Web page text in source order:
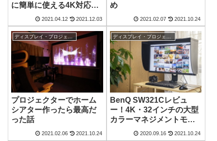
に簡単に使える4K対応プ
ロジェクター
2021.04.12 2021.12.03
め
2021.02.07 2021.10.24
プロジェクターでホーム
シアター作ったら最高だ
った話
2021.02.06 2021.10.24
BenQ SW321Cレビュ
ー！4K・32インチの大型
カラーマネジメントモニ
ター【提供】
2020.09.16 2021.10.24